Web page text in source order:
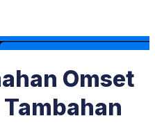
Omset